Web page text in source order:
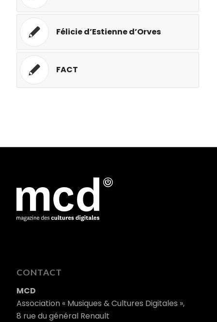
Félicie d’Estienne d’Orves
FACT
CONTACT
MCD
Association « Musiques & Cultures Digitales »,
8 rue du général Renault